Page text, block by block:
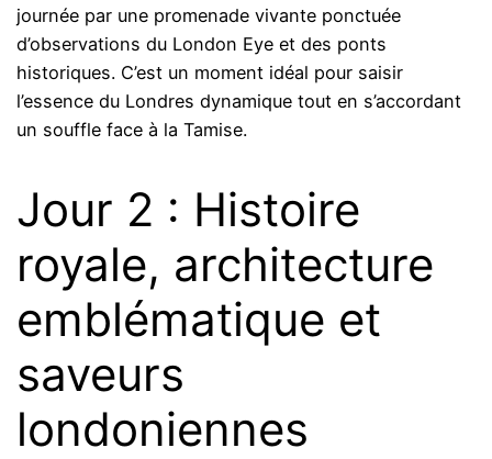
journée par une promenade vivante ponctuée
d’observations du London Eye et des ponts
historiques. C’est un moment idéal pour saisir
l’essence du Londres dynamique tout en s’accordant
un souffle face à la Tamise.
Jour 2 : Histoire
royale, architecture
emblématique et
saveurs
londoniennes